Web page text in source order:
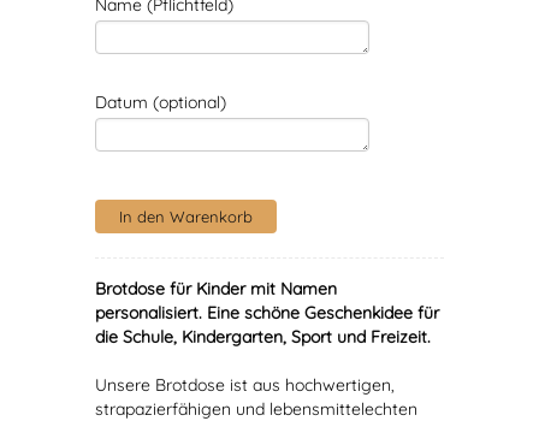
Name (Pflichtfeld)
Datum (optional)
Brotdose für Kinder mit Namen
personalisiert. Eine schöne Geschenkidee für
die Schule, Kindergarten, Sport und Freizeit.
Unsere Brotdose ist aus hochwertigen,
strapazierfähigen und lebensmittelechten